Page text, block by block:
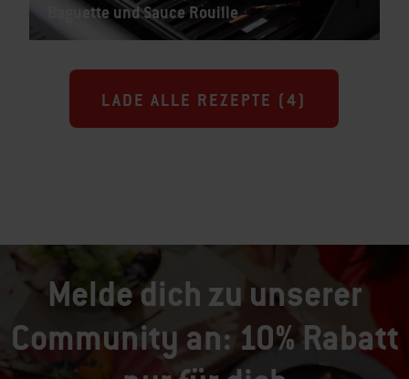
Baguette und Sauce Rouille
LADE ALLE REZEPTE (4)
Melde dich zu unserer
Community an: 10% Rabatt